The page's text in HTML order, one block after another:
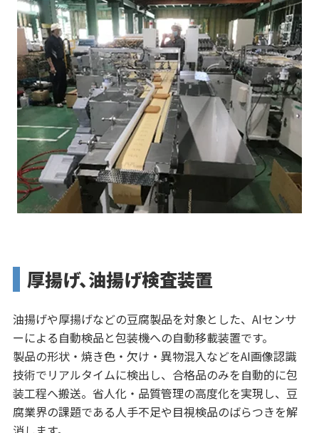
厚揚げ、油揚げ検査装置
油揚げや厚揚げなどの豆腐製品を対象とした、AIセンサ
ーによる自動検品と包装機への自動移載装置です。
製品の形状・焼き色・欠け・異物混入などをAI画像認識
技術でリアルタイムに検出し、合格品のみを自動的に包
装工程へ搬送。省人化・品質管理の高度化を実現し、豆
腐業界の課題である人手不足や目視検品のばらつきを解